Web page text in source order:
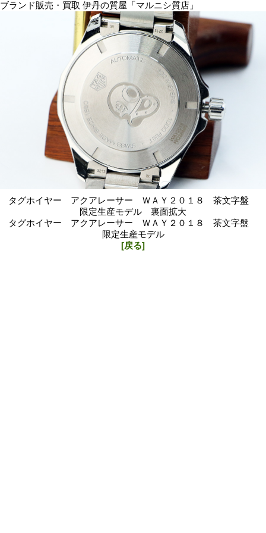
ブランド販売・買取 伊丹の質屋「マルニシ質店」
タグホイヤー アクアレーサー ＷＡＹ２０１８ 茶文字盤
限定生産モデル 裏面拡大
タグホイヤー アクアレーサー ＷＡＹ２０１８ 茶文字盤
限定生産モデル
[戻る]